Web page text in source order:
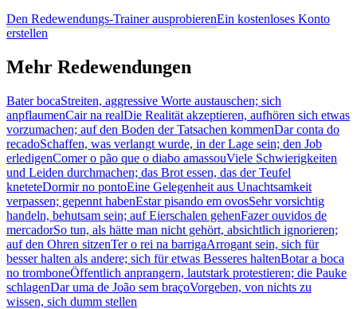
Den Redewendungs-Trainer ausprobierenEin kostenloses Konto
erstellen
Mehr Redewendungen
Bater bocaStreiten, aggressive Worte austauschen; sich
anpflaumenCair na realDie Realität akzeptieren, aufhören sich etwas
vorzumachen; auf den Boden der Tatsachen kommenDar conta do
recadoSchaffen, was verlangt wurde, in der Lage sein; den Job
erledigenComer o pão que o diabo amassouViele Schwierigkeiten
und Leiden durchmachen; das Brot essen, das der Teufel
kneteteDormir no pontoEine Gelegenheit aus Unachtsamkeit
verpassen; gepennt habenEstar pisando em ovosSehr vorsichtig
handeln, behutsam sein; auf Eierschalen gehenFazer ouvidos de
mercadorSo tun, als hätte man nicht gehört, absichtlich ignorieren;
auf den Ohren sitzenTer o rei na barrigaArrogant sein, sich für
besser halten als andere; sich für etwas Besseres haltenBotar a boca
no tromboneÖffentlich anprangern, lautstark protestieren; die Pauke
schlagenDar uma de João sem braçoVorgeben, von nichts zu
wissen, sich dumm stellen